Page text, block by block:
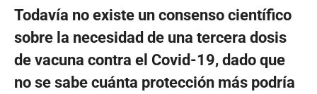
Todavía no existe un consenso científico
sobre la necesidad de una tercera dosis
de vacuna contra el Covid-19, dado que
no se sabe cuánta protección más podría